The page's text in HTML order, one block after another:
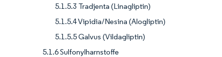
5.1.5.3 Tradjenta (Linagliptin)
5.1.5.4 Vipidia/Nesina (Alogliptin)
5.1.5.5 Galvus (Vildagliptin)
5.1.6 Sulfonylharnstoffe